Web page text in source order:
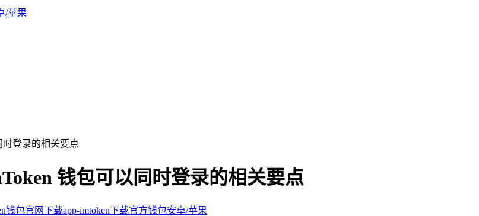
时登录的相关要点
钱包可以同时登录的相关要点
钱包官网下载app-imtoken下载官方钱包安卓/苹果